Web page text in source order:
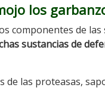
los
componentes de
sustancias de
las proteasas,